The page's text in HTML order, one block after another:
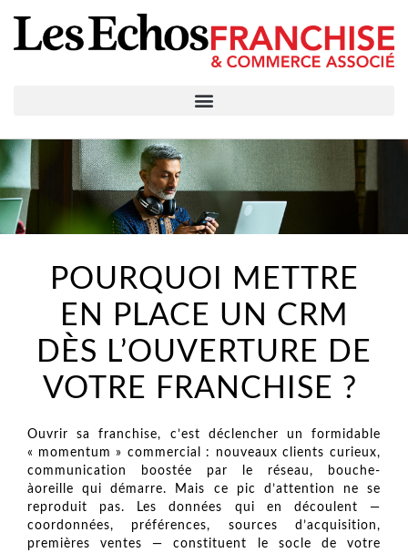
POURQUOI METTRE
EN PLACE UN CRM
DÈS L’OUVERTURE DE
VOTRE FRANCHISE ?
Ouvrir sa franchise, c’est déclencher un formidable
« momentum » commercial : nouveaux clients curieux,
communication boostée par le réseau, bouche-
àoreille qui démarre. Mais ce pic d’attention ne se
reproduit pas. Les données qui en découlent —
coordonnées, préférences, sources d’acquisition,
premières ventes — constituent le socle de votre